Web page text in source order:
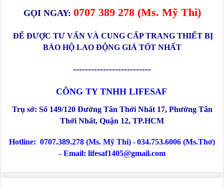
GỌI NGAY: 0707 389 278(Ms. Mỹ Thi)
ĐỂ ĐƯỢC TƯ VẤN VÀ CUNG CẤP TRANG THIẾT BỊ
BẢO HỘ LAO ĐỘNG GIÁ TỐT NHẤT
--------------------------
CÔNG TY TNHH LIFESAF
Trụ sở: Số 149/120 Đường Tân Thới Nhất 17, Phường Tân
Thới Nhất, Quận 12, TP.HCM
Hotline: 0707.389.278 (Ms. Mỹ Thi) -034.753.6006 (Ms.Thơ)
- Email: lifesaf1405@gmail.com